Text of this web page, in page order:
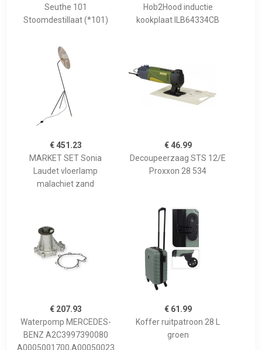
Seuthe 101
Stoomdestillaat (*101)
Hob2Hood inductie
kookplaat ILB64334CB
€ 451.23
MARKET SET Sonia
Laudet vloerlamp
malachiet zand
€ 46.99
Decoupeerzaag STS 12/E
Proxxon 28 534
€ 207.93
Waterpomp MERCEDES-
BENZ A2C3997390080
A0005001700,A00050023
€ 61.99
Koffer ruitpatroon 28 L
groen